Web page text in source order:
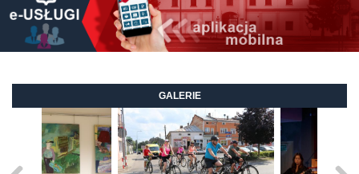
GALERIE